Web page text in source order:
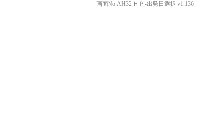
画面No.AH32 ＨＰ-出発日選択 v1.136